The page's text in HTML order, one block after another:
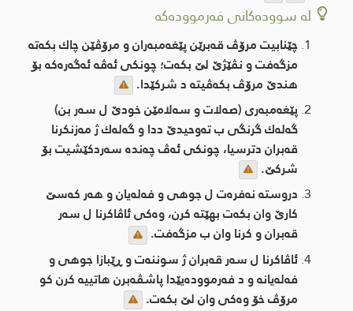
لە سوودەکانی فەرموودەکە
چێنابیت مرۆڤ قه‌برێن پێغه‌مبه‌ران و مرۆڤێن چاك بكه‌ته‌
مزگه‌فت و نڤێژێ لێ بكه‌ت؛ چونكی ئه‌ڤه‌ ئه‌گه‌ره‌كه‌ بۆ
هندێ مرۆڤ بكه‌ڤیته‌ د شركێدا.
پێغه‌مبه‌رى (صه‌لات و سه‌لامێن خودێ ل سه‌ر بن)
گه‌له‌ك گرنگی ب ته‌وحیدێ ددا و گه‌له‌ك ژ مه‌زنكرنا
قه‌بران دترسیا، چونكی ئه‌ڤ چه‌نده‌ سه‌ردكێشیت بۆ
شركێ.
دروسته‌ نه‌فره‌ت ل جوهی و فه‌له‌یان و هه‌ر كه‌سێ
كارێ وان بكه‌ت بهێته‌ كرن، وه‌كی ئاڤاكرنا ل سه‌ر
قه‌بران و كرنا وان ب مزگه‌فت.
ئاڤاكرنا ل سه‌ر قه‌بران ژ سوننه‌ت و ڕێبازا جوهی و
فه‌له‌یانه‌ و د فه‌رمووده‌یێدا پاشڤه‌برن هاتییه‌ كرن كو
مرۆڤ خۆ وه‌كی وان لێ بكه‌ت.